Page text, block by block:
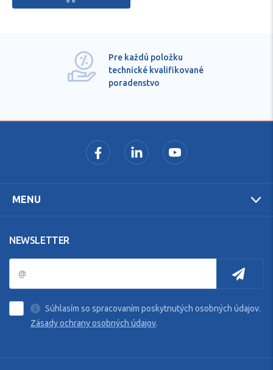
Pre každú položku
technické kvalifikované
poradenstvo
MENU
NEWSLETTER
Súhlasím so spracovaním poskytnutých osobných údajov.
Zásady ochrany osobných údajov.